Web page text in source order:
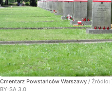
Cmentarz Powstańców Warszawy / Źródło:
BY-SA 3.0